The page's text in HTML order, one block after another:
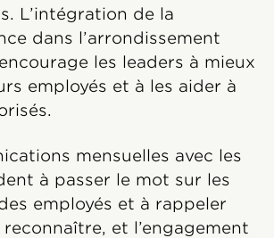
L’intégration de la
dans l’arrondissement
les leaders à mieux
employés et à les aider à
mensuelles avec les
à passer le mot sur les
employés et à rappeler
et l’engagement